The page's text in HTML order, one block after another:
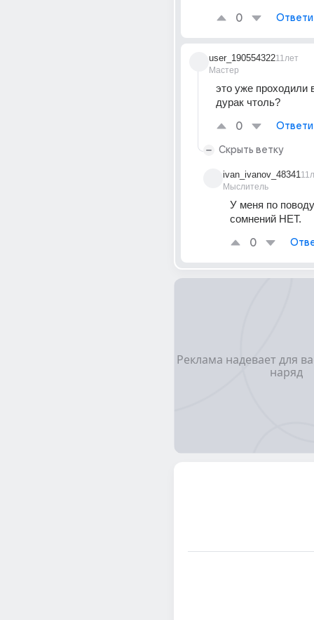
0
user_190554322
Мастер
11лет
это уже проходили
дурак чтоль?
0
Скрыть ветку
ivan_ivanov_48341
Мыслитель
У меня по
сомнений НЕТ.
0